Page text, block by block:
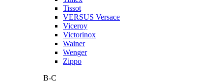
Tissot
VERSUS Versace
Viceroy
Victorinox
Wainer
Wenger
Zippo
В-С